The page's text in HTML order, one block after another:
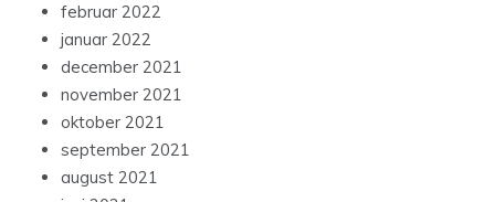
februar 2022
januar 2022
december 2021
november 2021
oktober 2021
september 2021
august 2021